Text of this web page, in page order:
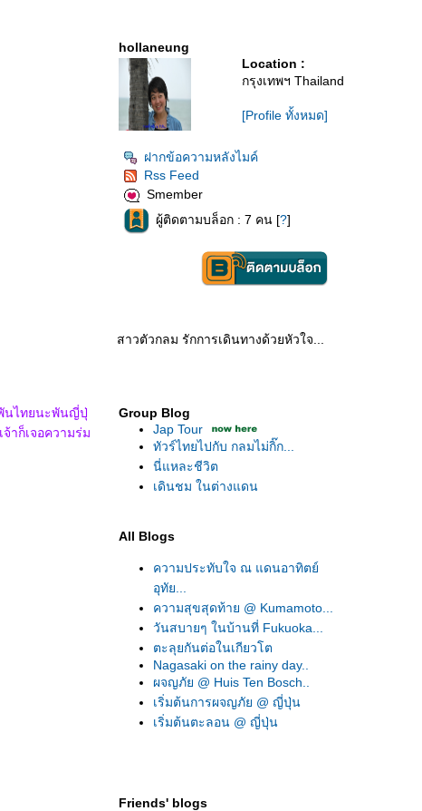
นไทยนะพันญี่ปุ่
าก็เจอความร่ม
hollaneung
Location :
กรุงเทพฯ Thailand
[Profile ทั้งหมด]
ฝากข้อความหลังไมค์
Rss Feed
Smember
ผู้ติดตามบล็อก : 7 คน [?]
สาวตัวกลม รักการเดินทางด้วยหัวใจ...
Group Blog
Jap Tour
ทัวร์ไทยไปกับ กลมไม่กิ๊ก...
นี่แหละชีวิต
เดินชม ในต่างแดน
All Blogs
ความประทับใจ ณ แดนอาทิตย์
อุทัย...
ความสุขสุดท้าย @ Kumamoto...
วันสบายๆ ในบ้านที่ Fukuoka...
ตะลุยกันต่อในเกียวโต
Nagasaki on the rainy day..
ผจญภัย @ Huis Ten Bosch..
เริ่มต้นการผจญภัย @ ญี่ปุ่น
เริ่มต้นตะลอน @ ญี่ปุ่น
Friends' blogs